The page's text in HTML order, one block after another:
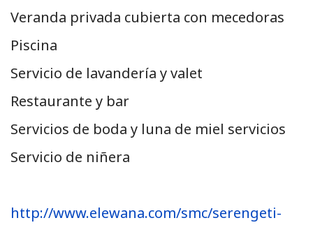
Veranda privada cubierta con mecedoras
Piscina
Servicio de lavandería y valet
Restaurante y bar
Servicios de boda y luna de miel servicios
Servicio de niñera
http://www.elewana.com/smc/serengeti-